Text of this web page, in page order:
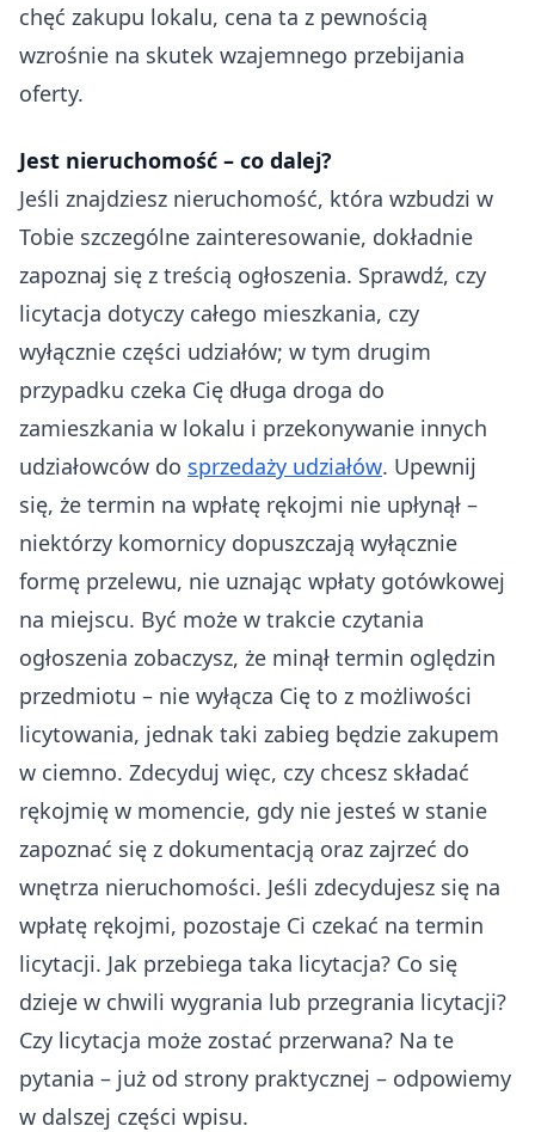
chęć zakupu lokalu, cena ta z pewnością
wzrośnie na skutek wzajemnego przebijania
oferty.
Jest nieruchomość – co dalej?
Jeśli znajdziesz nieruchomość, która wzbudzi w
Tobie szczególne zainteresowanie, dokładnie
zapoznaj się z treścią ogłoszenia. Sprawdź, czy
licytacja dotyczy całego mieszkania, czy
wyłącznie części udziałów; w tym drugim
przypadku czeka Cię długa droga do
zamieszkania w lokalu i przekonywanie innych
udziałowców do sprzedaży udziałów. Upewnij
się, że termin na wpłatę rękojmi nie upłynął –
niektórzy komornicy dopuszczają wyłącznie
formę przelewu, nie uznając wpłaty gotówkowej
na miejscu. Być może w trakcie czytania
ogłoszenia zobaczysz, że minął termin oględzin
przedmiotu – nie wyłącza Cię to z możliwości
licytowania, jednak taki zabieg będzie zakupem
w ciemno. Zdecyduj więc, czy chcesz składać
rękojmię w momencie, gdy nie jesteś w stanie
zapoznać się z dokumentacją oraz zajrzeć do
wnętrza nieruchomości. Jeśli zdecydujesz się na
wpłatę rękojmi, pozostaje Ci czekać na termin
licytacji. Jak przebiega taka licytacja? Co się
dzieje w chwili wygrania lub przegrania licytacji?
Czy licytacja może zostać przerwana? Na te
pytania – już od strony praktycznej – odpowiemy
w dalszej części wpisu.